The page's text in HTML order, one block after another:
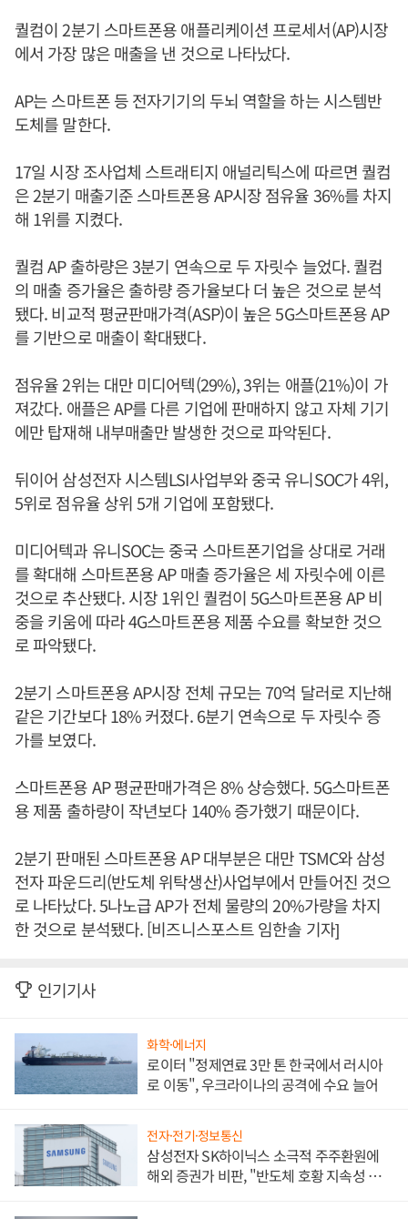
퀄컴이 2분기 스마트폰용 애플리케이션 프로세서(AP)시장
에서 가장 많은 매출을 낸 것으로 나타났다.
AP는 스마트폰 등 전자기기의 두뇌 역할을 하는 시스템반
도체를 말한다.
17일 시장 조사업체 스트래티지 애널리틱스에 따르면 퀄컴
은 2분기 매출기준 스마트폰용 AP시장 점유율 36%를 차지
해 1위를 지켰다.
퀄컴 AP 출하량은 3분기 연속으로 두 자릿수 늘었다. 퀄컴
의 매출 증가율은 출하량 증가율보다 더 높은 것으로 분석
됐다. 비교적 평균판매가격(ASP)이 높은 5G스마트폰용 AP
를 기반으로 매출이 확대됐다.
점유율 2위는 대만 미디어텍(29%), 3위는 애플(21%)이 가
져갔다. 애플은 AP를 다른 기업에 판매하지 않고 자체 기기
에만 탑재해 내부매출만 발생한 것으로 파악된다.
뒤이어 삼성전자 시스템LSI사업부와 중국 유니SOC가 4위,
5위로 점유율 상위 5개 기업에 포함됐다.
미디어텍과 유니SOC는 중국 스마트폰기업을 상대로 거래
를 확대해 스마트폰용 AP 매출 증가율은 세 자릿수에 이른
것으로 추산됐다. 시장 1위인 퀄컴이 5G스마트폰용 AP 비
중을 키움에 따라 4G스마트폰용 제품 수요를 확보한 것으
로 파악됐다.
2분기 스마트폰용 AP시장 전체 규모는 70억 달러로 지난해
같은 기간보다 18% 커졌다. 6분기 연속으로 두 자릿수 증
가를 보였다.
스마트폰용 AP 평균판매가격은 8% 상승했다. 5G스마트폰
용 제품 출하량이 작년보다 140% 증가했기 때문이다.
2분기 판매된 스마트폰용 AP 대부분은 대만 TSMC와 삼성
전자 파운드리(반도체 위탁생산)사업부에서 만들어진 것으
로 나타났다. 5나노급 AP가 전체 물량의 20%가량을 차지
한 것으로 분석됐다. [비즈니스포스트 임한솔 기자]
인기기사
화학·에너지
로이터 "정제연료 3만 톤 한국에서 러시아
로 이동", 우크라이나의 공격에 수요 늘어
전자·전기·정보통신
삼성전자 SK하이닉스 소극적 주주환원에
해외 증권가 비판, "반도체 호황 지속성 의